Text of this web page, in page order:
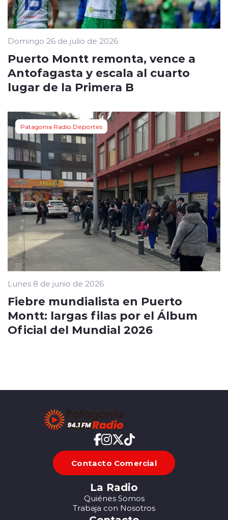
Domingo 26 de julio de 2026
Puerto Montt remonta, vence a
Antofagasta y escala al cuarto
lugar de la Primera B
Patagonia Radio Deportes
Lunes 8 de junio de 2026
Fiebre mundialista en Puerto
Montt: largas filas por el Álbum
Oficial del Mundial 2026
Contacto Comercial
La Radio
Quiénes Somos
Trabaja con Nosotros